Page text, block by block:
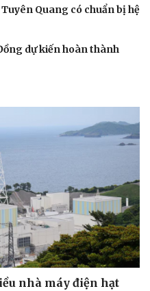
Quang có chuẩn bị hệ
dự kiến hoàn thành
nhà máy điện hạt